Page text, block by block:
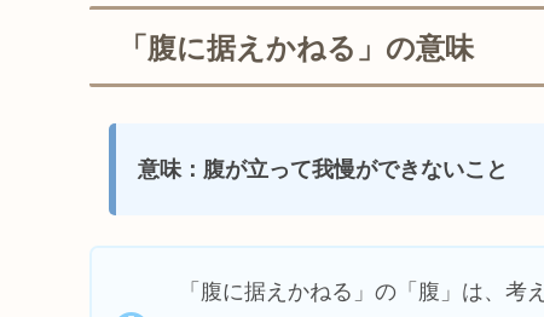
「腹に据えかねる」の意味
意味：腹が立って我慢ができないこと
「腹に据えかねる」の「腹」は、